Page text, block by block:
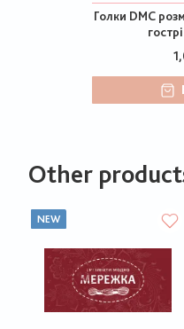
Голки DMC
Other
NEW